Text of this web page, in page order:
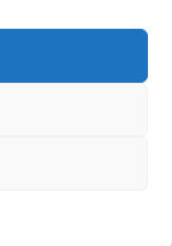
Ardèche